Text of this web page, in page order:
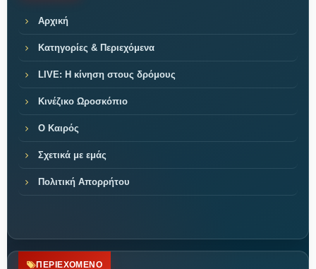
Αρχική
Κατηγορίες & Περιεχόμενα
LIVE: Η κίνηση στους δρόμους
Κινέζικο Ωροσκόπιο
Ο Καιρός
Σχετικά με εμάς
Πολιτική Απορρήτου
ΠΕΡΙΕΧΟΜΕΝΟ